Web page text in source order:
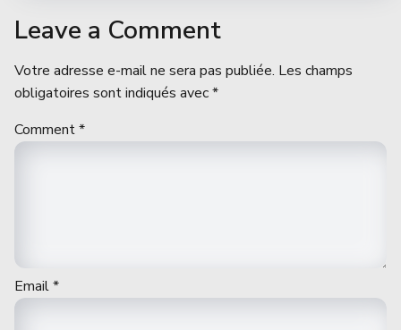
Leave a Comment
Votre adresse e-mail ne sera pas publiée. Les champs
obligatoires sont indiqués avec*
Comment*
Email*